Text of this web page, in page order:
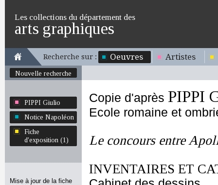
Les collections du département des
arts graphiques
Recherche sur : Oeuvres Artistes
Nouvelle recherche
PIPPI Giulio
Notice Napoléon
Fiche
d'exposition (1)
Mise à jour de la fiche
Copie d'après PIPPI
Ecole romaine et
Le concours entre
INVENTAIRES ET